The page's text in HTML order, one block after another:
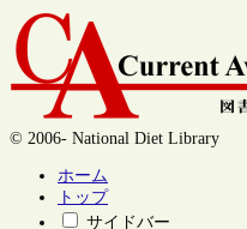
© 2006- National Diet Library
ホーム
トップ
サイドバー